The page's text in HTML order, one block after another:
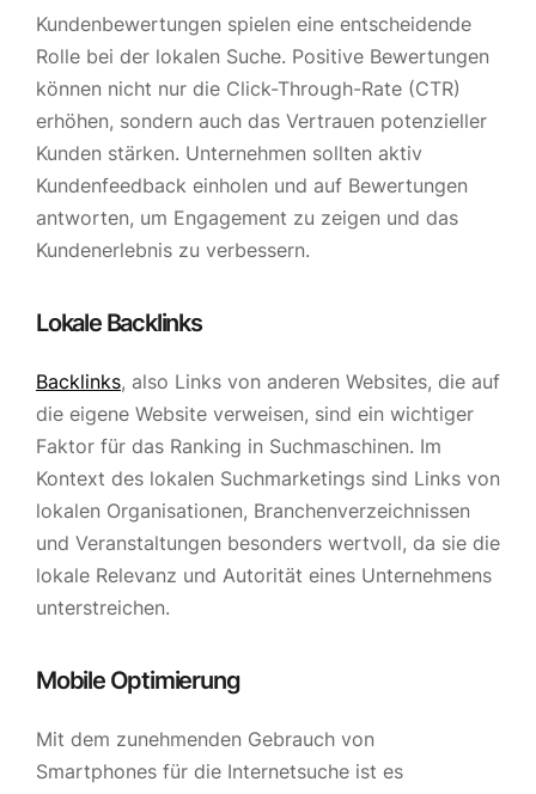
Kundenbewertungen spielen eine entscheidende
Rolle bei der lokalen Suche. Positive Bewertungen
können nicht nur die Click-Through-Rate (CTR)
erhöhen, sondern auch das Vertrauen potenzieller
Kunden stärken. Unternehmen sollten aktiv
Kundenfeedback einholen und auf Bewertungen
antworten, um Engagement zu zeigen und das
Kundenerlebnis zu verbessern.
Lokale Backlinks
Backlinks, also Links von anderen Websites, die auf
die eigene Website verweisen, sind ein wichtiger
Faktor für das Ranking in Suchmaschinen. Im
Kontext des lokalen Suchmarketings sind Links von
lokalen Organisationen, Branchenverzeichnissen
und Veranstaltungen besonders wertvoll, da sie die
lokale Relevanz und Autorität eines Unternehmens
unterstreichen.
Mobile Optimierung
Mit dem zunehmenden Gebrauch von
Smartphones für die Internetsuche ist es